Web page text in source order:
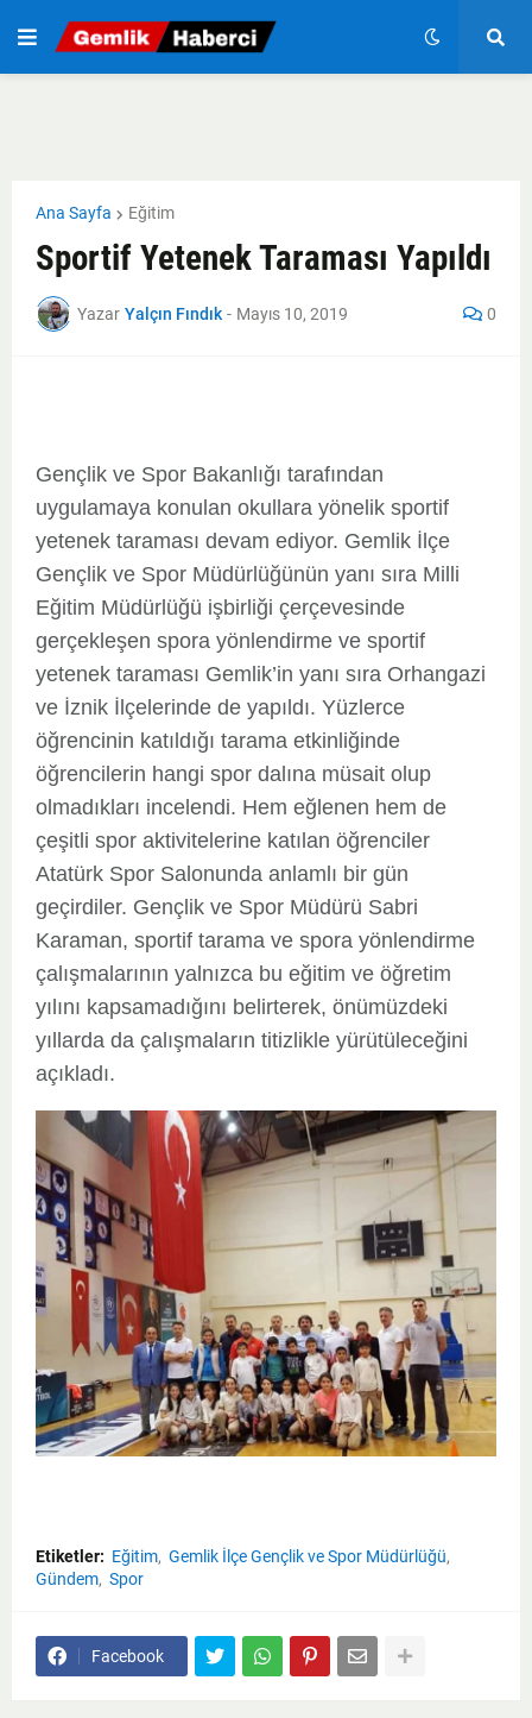
Ana Sayfa Eğitim
Sportif Yetenek Taraması Yapıldı
Yazar Yalçın Fındık - Mayıs 10, 2019 0
Gençlik ve Spor Bakanlığı tarafından
uygulamaya konulan okullara yönelik sportif
yetenek taraması devam ediyor. Gemlik İlçe
Gençlik ve Spor Müdürlüğünün yanı sıra Milli
Eğitim Müdürlüğü işbirliği çerçevesinde
gerçekleşen spora yönlendirme ve sportif
yetenek taraması Gemlik’in yanı sıra Orhangazi
ve İznik İlçelerinde de yapıldı. Yüzlerce
öğrencinin katıldığı tarama etkinliğinde
öğrencilerin hangi spor dalına müsait olup
olmadıkları incelendi. Hem eğlenen hem de
çeşitli spor aktivitelerine katılan öğrenciler
Atatürk Spor Salonunda anlamlı bir gün
geçirdiler. Gençlik ve Spor Müdürü Sabri
Karaman, sportif tarama ve spora yönlendirme
çalışmalarının yalnızca bu eğitim ve öğretim
yılını kapsamadığını belirterek, önümüzdeki
yıllarda da çalışmaların titizlikle yürütüleceğini
açıkladı.
Etiketler: Eğitim Gemlik İlçe Gençlik ve Spor Müdürlüğü
Gündem Spor
Facebook